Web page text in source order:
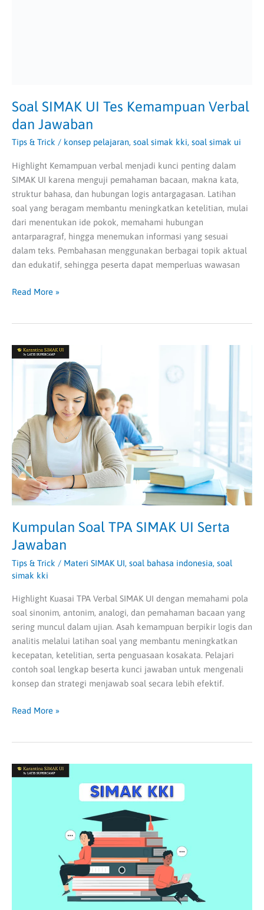
Soal SIMAK UI Tes Kemampuan Verbal
dan Jawaban
Tips & Trick / konsep pelajaran, soal simak kki, soal simak ui
Highlight Kemampuan verbal menjadi kunci penting dalam
SIMAK UI karena menguji pemahaman bacaan, makna kata,
struktur bahasa, dan hubungan logis antargagasan. Latihan
soal yang beragam membantu meningkatkan ketelitian, mulai
dari menentukan ide pokok, memahami hubungan
antarparagraf, hingga menemukan informasi yang sesuai
dalam teks. Pembahasan menggunakan berbagai topik aktual
dan edukatif, sehingga peserta dapat memperluas wawasan
Read More »
Kumpulan Soal TPA SIMAK UI Serta
Jawaban
Tips & Trick / Materi SIMAK UI, soal bahasa indonesia, soal
simak kki
Highlight Kuasai TPA Verbal SIMAK UI dengan memahami pola
soal sinonim, antonim, analogi, dan pemahaman bacaan yang
sering muncul dalam ujian. Asah kemampuan berpikir logis dan
analitis melalui latihan soal yang membantu meningkatkan
kecepatan, ketelitian, serta penguasaan kosakata. Pelajari
contoh soal lengkap beserta kunci jawaban untuk mengenali
konsep dan strategi menjawab soal secara lebih efektif.
Kumpulan
Soal
Serta
Jawaban
Read More »
Simak